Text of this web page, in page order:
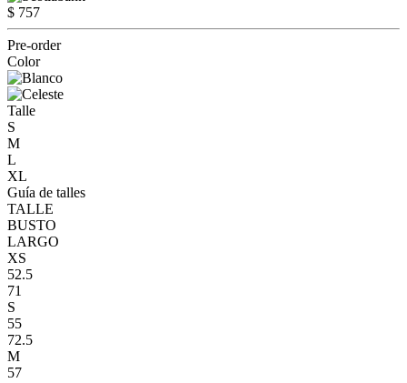
$ 757
Pre-order
Color
Talle
S
M
L
XL
Guía de talles
TALLE
BUSTO
LARGO
XS
52.5
71
S
55
72.5
M
57